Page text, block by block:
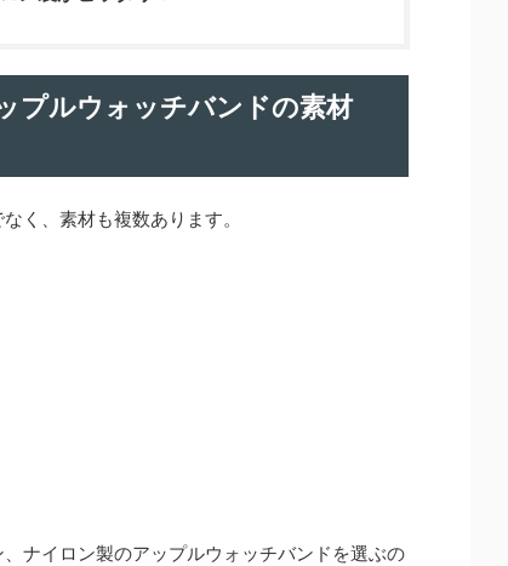
プルウォッチバンドの素材
く、素材も複数あります。
ナイロン製のアップルウォッチバンドを選ぶの